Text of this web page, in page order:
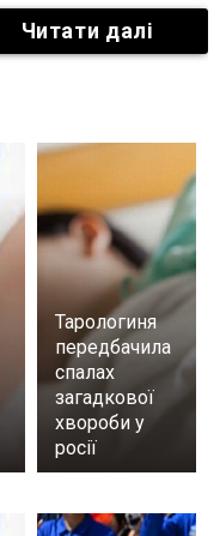
Читати далі
Тарологиня
передбачила
спалах
загадкової
хвороби у
росії